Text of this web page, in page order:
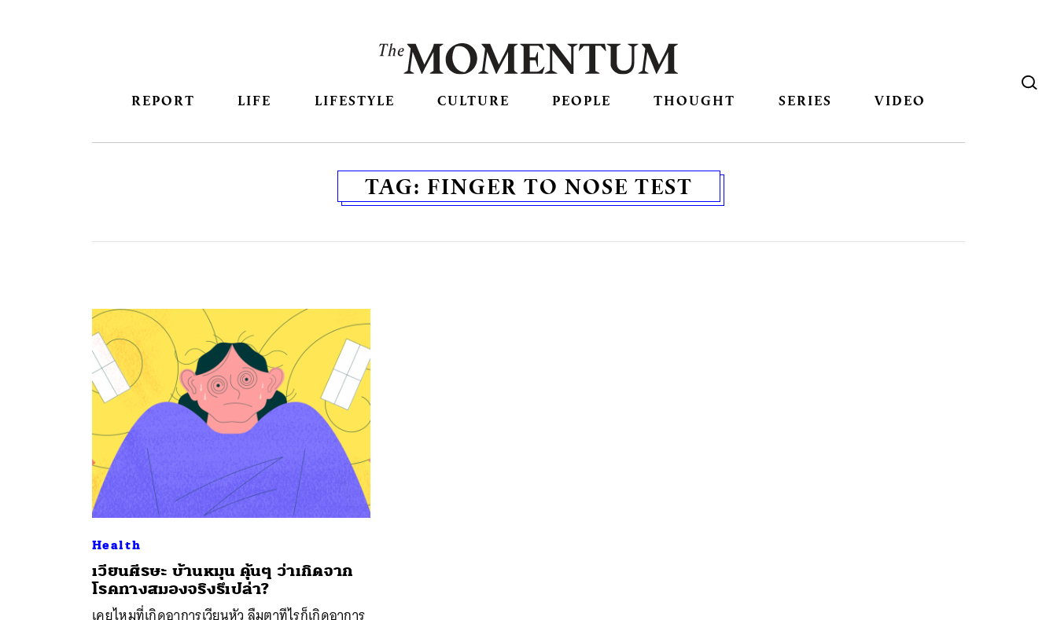
REPORT LIFE LIFESTYLE CULTURE PEOPLE THOUGHT SERIES VIDEO
TAG: FINGER TO NOSE TEST
Health
เวียนศีรษะ บ้านหมุน คุ้นๆ ว่าเกิดจาก
โรคทางสมองจริงรึเปล่า?
เคยไหมที่เกิดอาการเวียนหัว ลืมตาทีไรก็เกิดอาการ